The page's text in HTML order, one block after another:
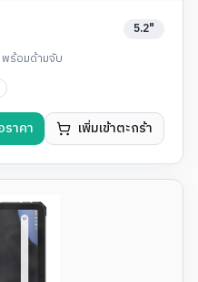
5.2"
พร้อมด้ามจับ
ราคา เพิ่มเข้าตะกร้า